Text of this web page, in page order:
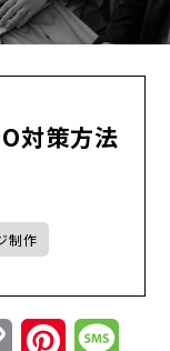
対策方法
制作
Copy
Pinterest